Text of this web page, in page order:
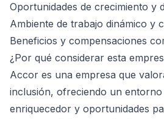
Oportunidades de crecimiento y
Ambiente de trabajo dinámico y
Beneficios y compensaciones
¿Por qué considerar esta
Accor es una empresa que
inclusión, ofreciendo un entorno
enriquecedor y oportunidades